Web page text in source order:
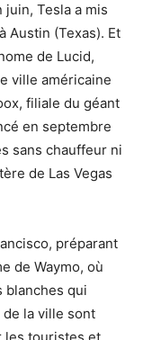
Tesla a mis
Austin (Texas). Et
de Lucid,
ville américaine
filiale du géant
en septembre
sans chauffeur ni
de Las Vegas
préparant
de Waymo, où
blanches qui
la ville sont